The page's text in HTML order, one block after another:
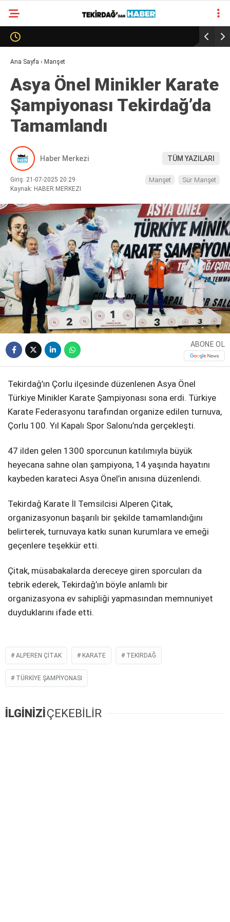
WhatsApp İhbar
Hattı
Instagram
27°
TEKIRDAĞ
SÜR MANŞET
ALT MANŞET
Ana Sayfa › Manşet
Asya Önel Minikler Karate
Şampiyonası Tekirdağ’da
Tamamlandı
Haber Merkezi TÜM YAZILARI
Giriş: 21-07-2025 20:29
Kaynak: HABER MERKEZI
Manşet Sür Manşet
ABONE OL
Tekirdağ’ın Çorlu ilçesinde düzenlenen Asya Önel
Türkiye Minikler Karate Şampiyonası sona erdi. Türkiye
Karate Federasyonu tarafından organize edilen turnuva,
Çorlu 100. Yıl Kapalı Spor Salonu’nda gerçekleşti.
47 ilden gelen 1300 sporcunun katılımıyla büyük
heyecana sahne olan şampiyona, 14 yaşında hayatını
kaybeden karateci Asya Önel’in anısına düzenlendi.
Tekirdağ Karate İl Temsilcisi Alperen Çitak,
organizasyonun başarılı bir şekilde tamamlandığını
belirterek, turnuvaya katkı sunan kurumlara ve emeği
geçenlere teşekkür etti.
Çitak, müsabakalarda dereceye giren sporcuları da
tebrik ederek, Tekirdağ’ın böyle anlamlı bir
organizasyona ev sahipliği yapmasından memnuniyet
duyduklarını ifade etti.
ALPEREN ÇITAK KARATE TEKIRDAĞ
TÜRKIYE ŞAMPIYONASI
İLGİNİZİÇEKEBİLİR